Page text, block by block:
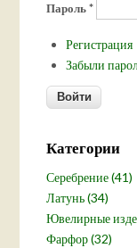
Пароль*
Регистрация
Забыли
Категории
Серебрение (41)
Латунь (34)
Ювелирные
Фарфор (32)